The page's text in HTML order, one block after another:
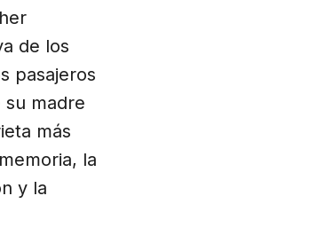
de los
pasajeros
su madre
más
la
y la